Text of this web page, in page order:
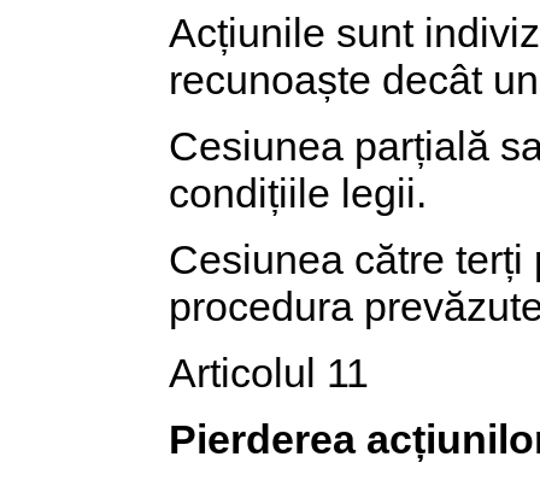
Acțiunile sunt
recunoaște decât
Cesiunea parțială
condițiile legii.
Cesiunea către
procedura
Articolul 11
Pierderea